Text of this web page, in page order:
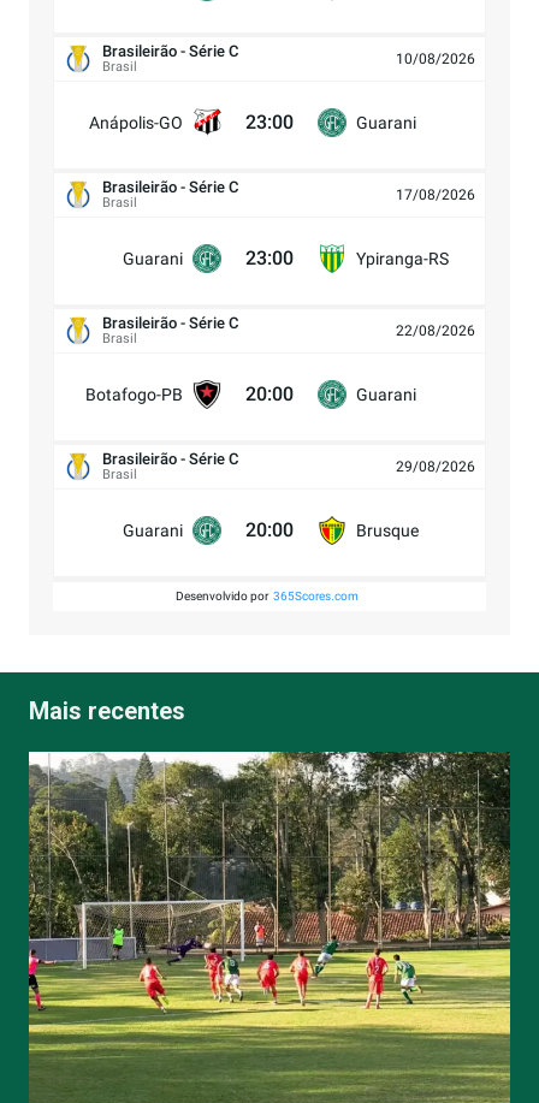
Brasileirão - Série C
Brasil 10/08/2026
Anápolis-GO 23:00 Guarani
Brasileirão - Série C
Brasil 17/08/2026
Guarani 23:00 Ypiranga-RS
Brasileirão - Série C
Brasil 22/08/2026
Botafogo-PB 20:00 Guarani
Brasileirão - Série C
Brasil 29/08/2026
Guarani 20:00 Brusque
Desenvolvido por 365Scores.com
Mais recentes